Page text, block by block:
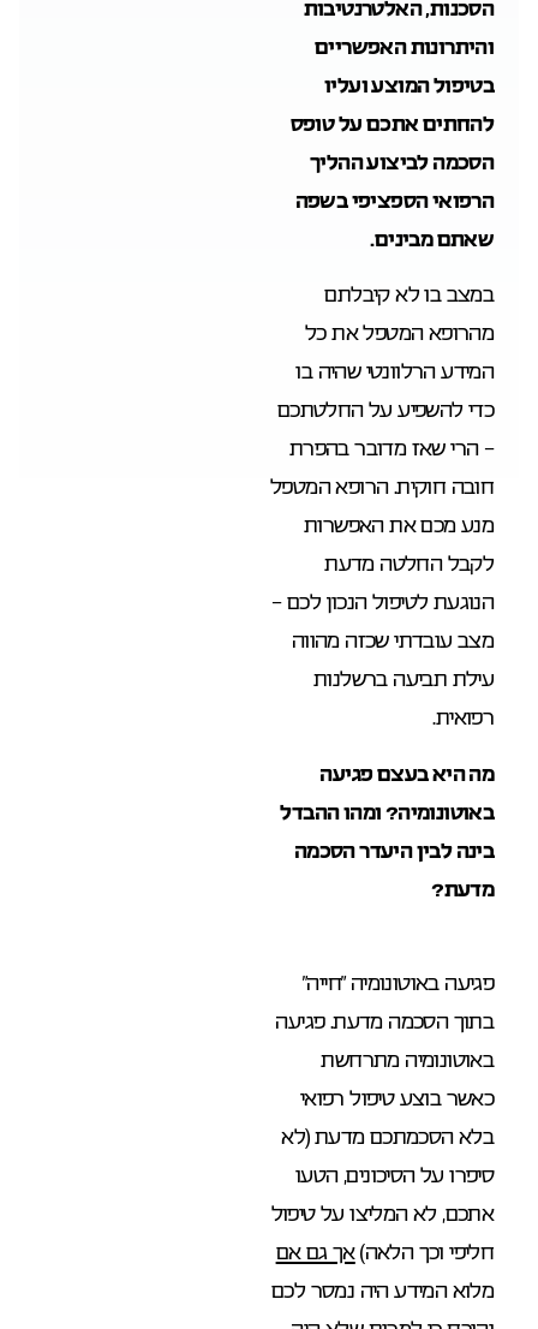
הסכנות, האלטרנטיבות
והיתרונות האפשריים
בטיפול המוצע ועליו
להחתים אתכם על טופס
הסכמה לביצוע ההליך
הרפואי הספציפי בשפה
שאתם מבינים.
במצב בו לא קיבלתם
מהרופא המטפל את כל
המידע הרלוונטי שהיה בו
כדי להשפיע על החלטתכם
– הרי שאז מדובר בהפרת
חובה חוקית. הרופא המטפל
מנע מכם את האפשרות
לקבל החלטה מדעת
הנוגעת לטיפול הנכון לכם –
מצב עובדתי שכזה מהווה
עילת תביעה ברשלנות
רפואית.
מה היא בעצם פגיעה
באוטונומיה? ומהו ההבדל
בינה לבין היעדר הסכמה
מדעת?
פגיעה באוטונומיה “חייה”
בתוך הסכמה מדעת. פגיעה
באוטונומיה מתרחשת
כאשר בוצע טיפול רפואי
בלא הסכמתכם מדעת (לא
סיפרו על הסיכונים, הטעו
אתכם, לא המליצו על טיפול
חליפי וכך הלאה)אך גם אם
מלוא המידע היה נמסר לכם